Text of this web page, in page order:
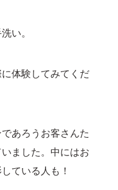
い。
体験してみてくだ
あろうお客さんた
ました。中にはお
ている人も！